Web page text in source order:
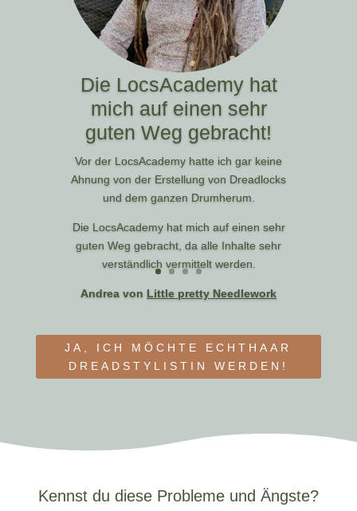
Die LocsAcademy hat
mich auf einen sehr
guten Weg gebracht!
Vor der LocsAcademy hatte ich gar keine
Ahnung von der Erstellung von Dreadlocks
und dem ganzen Drumherum.
Die LocsAcademy hat mich auf einen sehr
guten Weg gebracht, da alle Inhalte sehr
verständlich vermittelt werden.
Andrea von Little pretty Needlework
JA, ICH MÖCHTE ECHTHAAR
DREADSTYLISTIN WERDEN!
Kennst du diese Probleme und Ängste?